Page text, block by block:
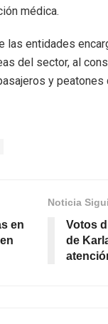
médica.
las entidades
del sector, al
y
en
Noticia
Votos
de